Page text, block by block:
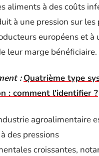
aliments à des coûts
à une pression sur les
européens et à
leur marge bénéficiaire.
: Quatrième type
: comment l'identifier ?
agroalimentaire
des pressions
croissantes,